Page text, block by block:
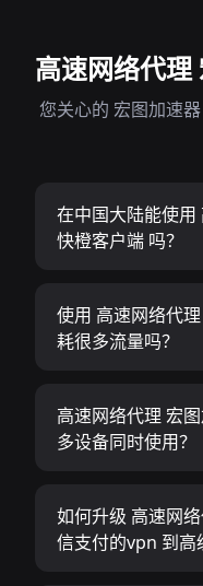
高速网络代
您关心的 宏图加速
在中国大陆能使
快橙客户端 吗？
使用 高速网络代
耗很多流量吗？
高速网络代理 宏
多设备同时使用？
如何升级 高速网
信支付的vpn 到高